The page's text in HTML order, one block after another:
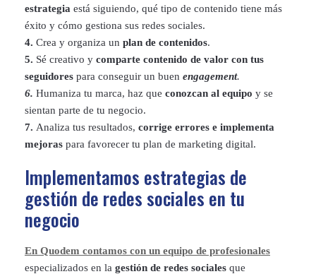
estrategia está siguiendo, qué tipo de contenido tiene más
éxito y cómo gestiona sus redes sociales.
4. Crea y organiza un plan de contenidos.
5. Sé creativo y comparte contenido de valor con tus
seguidores para conseguir un buen engagement.
6. Humaniza tu marca, haz que conozcan al equipo y se
sientan parte de tu negocio.
7. Analiza tus resultados, corrige errores e implementa
mejoras para favorecer tu plan de marketing digital.
Implementamos estrategias de
gestión de redes sociales en tu
negocio
En Quodem contamos con un equipo de profesionales
especializados en la gestión de redes sociales que